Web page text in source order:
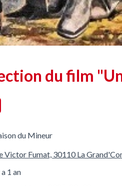
du film
du Mineur
Victor Fumat, 30110 La
1 an